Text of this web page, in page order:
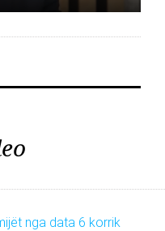
nga data 6 korrik